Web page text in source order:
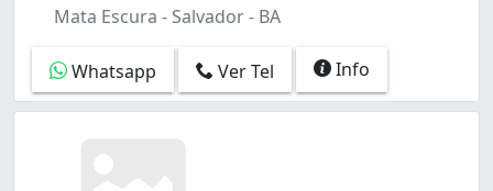
Mata Escura - Salvador - BA
Whatsapp Ver Tel Info